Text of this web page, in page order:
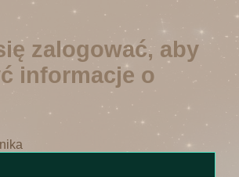
zalogować, aby
informacje o